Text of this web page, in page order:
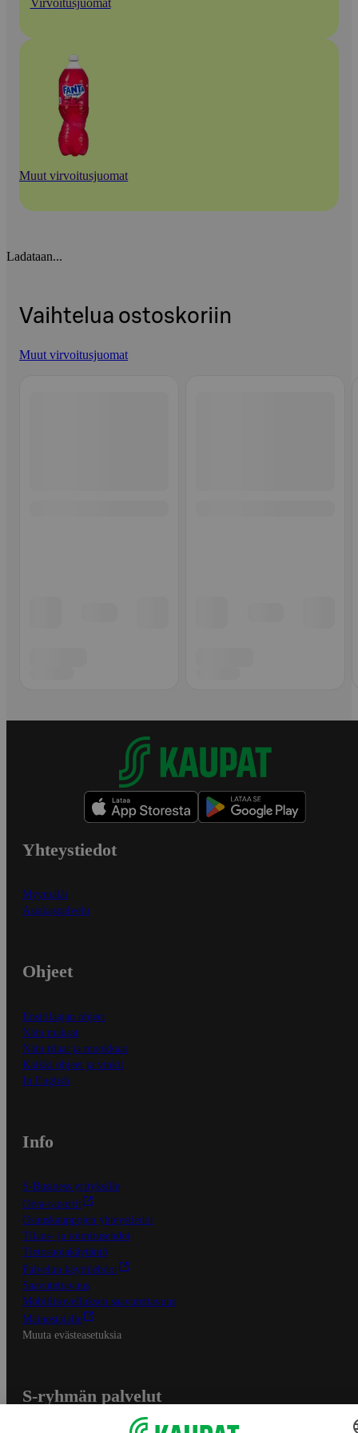
Muut virvoitusjuomat
Ladataan...
Vaihtelua ostoskoriin
Muut virvoitusjuomat
Yhteystiedot
Myymälät
Asiakaspalvelu
Ohjeet
Ensitilaajan ohjeet
Näin maksat
Näin tilaat ja muokkaat
Kaikki ohjeet ja vinkit
In English
Info
S-Business yrityksille
Oiva-raportit
Osuuskauppojen yhteystiedot
Tilaus- ja toimitusehdot
Tietosuojakäytäntö
Palvelun käyttöehdot
Saavutettavuus
Mobiilisovelluksen saavutettavuus
Mainostajalle
Muuta evästeasetuksia
S-ryhmän palvelut